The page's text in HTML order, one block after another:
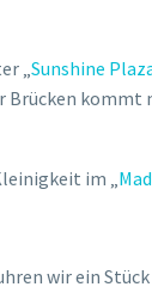
„ Sunshine
Brücken
im „
wir ein